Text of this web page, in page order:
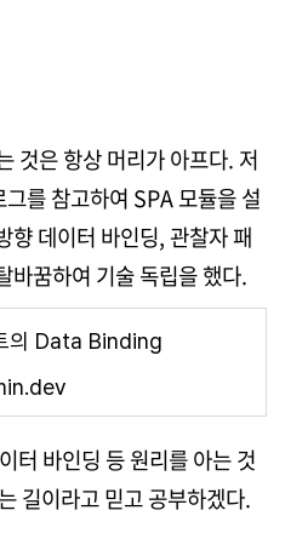
것은 항상 머리가 아프다. 저
를 참고하여 SPA 모듈을 설
향 데이터 바인딩, 관찰자 패
꿈하여 기술 독립을 했다.
의 Data Binding
터 바인딩 등 원리를 아는 것
길이라고 믿고 공부하겠다.